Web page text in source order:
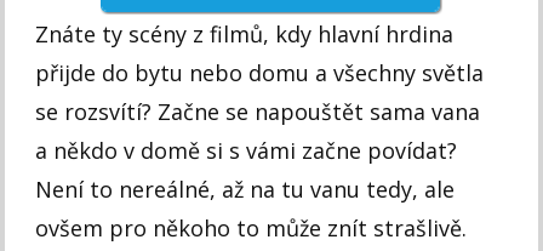
Znáte ty scény z filmů, kdy hlavní hrdina
přijde do bytu nebo domu a všechny světla
se rozsvítí? Začne se napouštět sama vana
a někdo v domě si s vámi začne povídat?
Není to nereálné, až na tu vanu tedy, ale
ovšem pro někoho to může znít strašlivě.